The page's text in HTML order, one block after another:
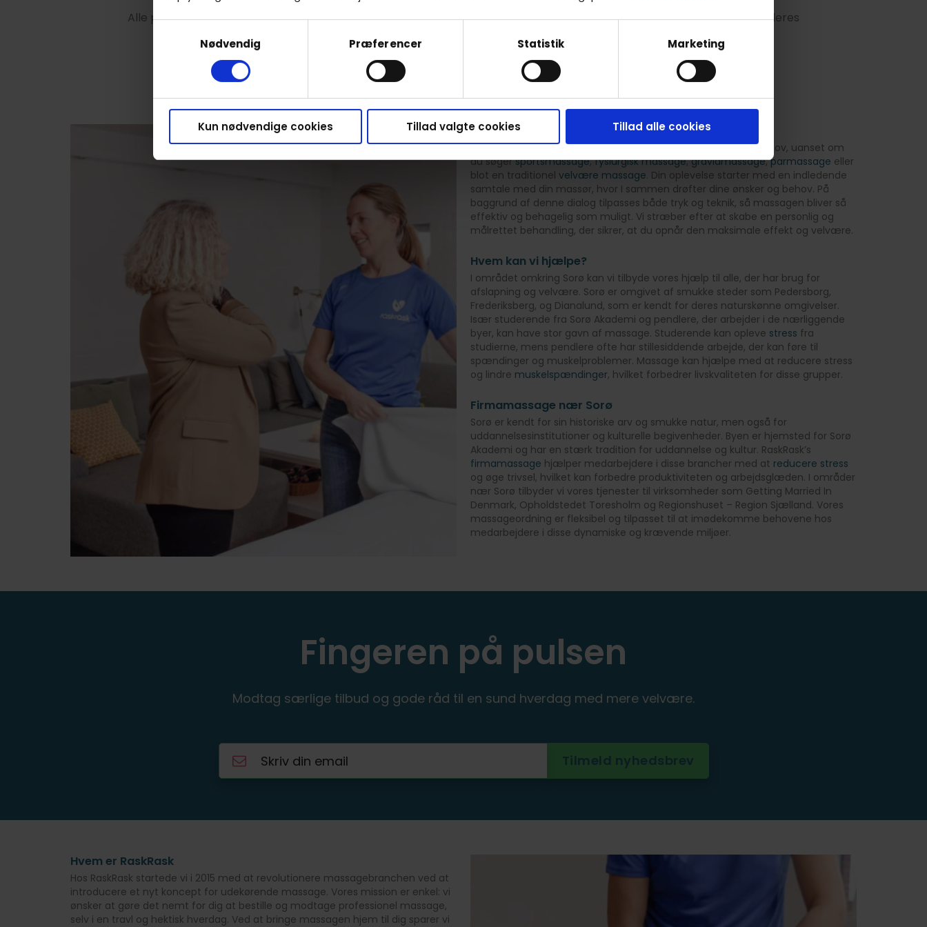
Nødvendig
Præferencer Statistik Marketing
Kun nødvendige cookies Tillad valgte cookies Tillad alle cookies
Alle priser starter fra 45 minutter og er inklusiv transport, forsikring og godt humør. Tryk på behandleren for at se alle deres
RaskRask tilbyder
Hos RaskRask tilpasser vi vores massage til dine individuelle behov, uanset om
du søgersportsmassage,fysiurgisk massage,gravidmassage,parmassage eller
blot en traditionel velvære massage. Din oplevelse starter med en indledende
samtale med din massør, hvor I sammen drøfter dine ønsker og behov. På
baggrund af denne dialog tilpasses både tryk og teknik, så massagen bliver så
effektiv og behagelig som muligt. Vi stræber efter at skabe en personlig og
målrettet behandling, der sikrer, at du opnår den maksimale effekt og velvære.
Hvem kan vi hjælpe?
I området omkring Sorø kan vi tilbyde vores hjælp til alle, der har brug for
afslapning og velvære. Sorø er omgivet af smukke steder som Pedersborg,
Frederiksberg, og Dianalund, som er kendt for deres naturskønne omgivelser.
Især studerende fra Sorø Akademi og pendlere, der arbejder i de nærliggende
byer, kan have stor gavn af massage. Studerende kan opleve stress fra
studierne, mens pendlere ofte har stillesiddende arbejde, der kan føre til
spændinger og muskelproblemer. Massage kan hjælpe med at reducere stress
og lindre muskelspændinger, hvilket forbedrer livskvaliteten for disse grupper.
Firmamassage nær Sorø
Sorø er kendt for sin historiske arv og smukke natur, men også for
uddannelsesinstitutioner og kulturelle begivenheder. Byen er hjemsted for Sorø
Akademi og har en stærk tradition for uddannelse og kultur. RaskRask’s
firmamassage hjælper medarbejdere i disse brancher med at reducere stress
og øge trivsel, hvilket kan forbedre produktiviteten og arbejdsglæden. I områder
nær Sorø tilbyder vi vores tjenester til virksomheder som Getting Married In
Denmark, Opholdstedet Toresholm og Regionshuset – Region Sjælland. Vores
massageordning er fleksibel og tilpasset til at imødekomme behovene hos
medarbejdere i disse dynamiske og krævende miljøer.
Fingeren på pulsen
Modtag særlige tilbud og gode råd til en sund hverdag med mere velvære.
Hvem er RaskRask
Hos RaskRask startede vi i 2015 med at revolutionere massagebranchen ved at
introducere et nyt koncept for udekørende massage. Vores mission er enkel: vi
ønsker at gøre det nemt for dig at bestille og modtage professionel massage,
selv i en travl og hektisk hverdag. Ved at bringe massagen hjem til dig sparer vi